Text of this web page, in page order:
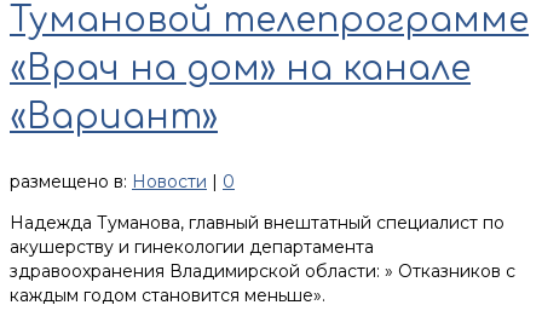
Тумановой телепрограмме
«Врач на дом» на канале
«Вариант»
размещено в: Новости | 0
Надежда Туманова, главный внештатный специалист по
акушерству и гинекологии департамента
здравоохранения Владимирской области: » Отказников с
каждым годом становится меньше».